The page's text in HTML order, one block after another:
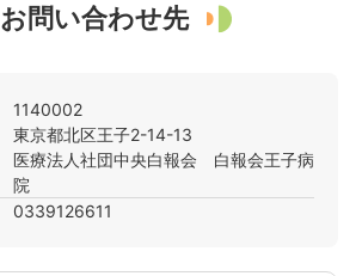
お問い合わせ先
1140002
東京都北区王子2-14-13
医療法人社団中央白報会 白報会王子病
院
0339126611